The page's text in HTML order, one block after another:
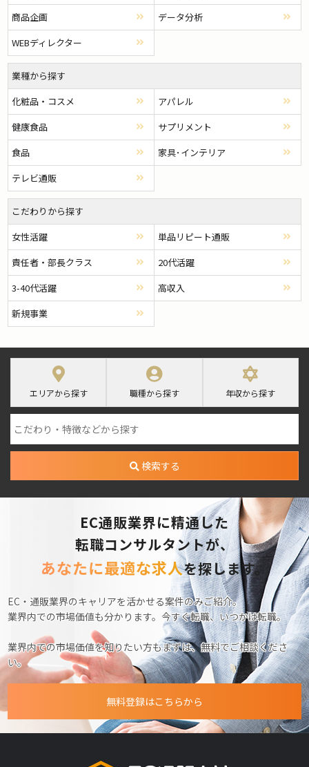
商品企画
データ分析
WEBディレクター
業種から探す
化粧品・コスメ
アパレル
健康食品
サプリメント
食品
家具･インテリア
テレビ通販
こだわりから探す
女性活躍
単品リピート通販
責任者・部長クラス
20代活躍
3-40代活躍
高収入
新規事業
エリアから探す 職種から探す 年収から探す
検索する
EC通販業界に精通した
転職コンサルタントが、
あなたに最適な求人を探します。
EC・通販業界のキャリアを活かせる案件のみご紹介。
業界内での市場価値も分かります。今すぐ転職、いつかは転職。
業界内での市場価値を知りたい方もまずは、無料でご相談くださ
い。
無料登録はこちらから